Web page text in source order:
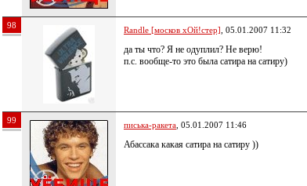
98 Randle [москов хОй!стер] , 05.01.2007 11:32
да ты что? Я не одуплил? Не верю!
п.с. вообще-то это была сатира на сатиру)
99 писька-ракета , 05.01.2007 11:46
Абассака какая сатира на сатиру ))